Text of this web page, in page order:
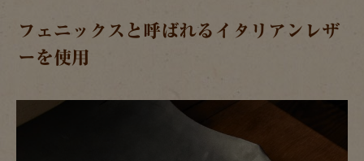
フェニックスと呼ばれるイタリアンレザ
ーを使用